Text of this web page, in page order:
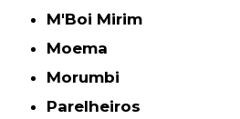
M'Boi Mirim
Moema
Morumbi
Parelheiros